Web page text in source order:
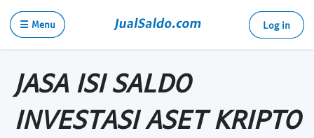
☰ Menu Log in
JASA ISI SALDO
INVESTASI ASET KRIPTO